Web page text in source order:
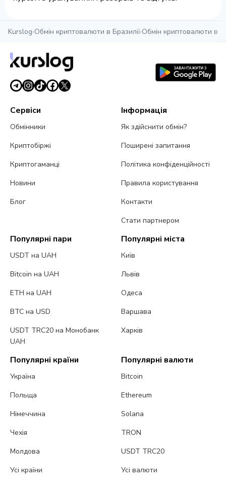
Kurslog›Обмін криптовалюти в Бразилії›Обмін криптовалюти в
Сервіси
Обмінники
Криптобіржі
Криптогаманці
Новини
Блог
Інформація
Як здійснити обмін?
Поширені запитання
Політика конфіденційності
Правила користування
Контакти
Стати партнером
Популярні пари
USDT на UAH
Bitcoin на UAH
ETH на UAH
BTC на USD
USDT TRC20 на Монобанк
UAH
Популярні міста
Київ
Львів
Одеса
Варшава
Харків
Популярні країни
Україна
Польща
Німеччина
Чехія
Молдова
Усі країни
Популярні валюти
Bitcoin
Ethereum
Solana
TRON
USDT TRC20
Усі валюти